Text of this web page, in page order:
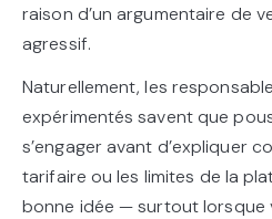
raison d’un argumentaire de
agressif.
Naturellement, les
expérimentés savent que
s’engager avant d’expliquer
tarifaire ou les limites de la
bonne idée — surtout lorsque